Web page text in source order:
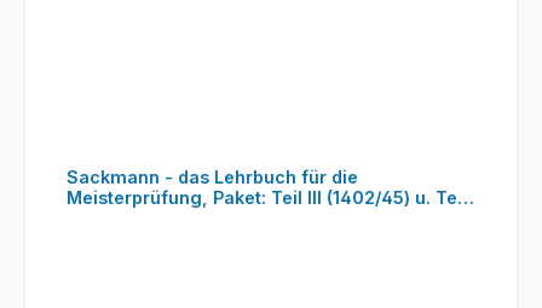
Sackmann - das Lehrbuch für die
Meisterprüfung, Paket: Teil III (1402/45) u. Teil